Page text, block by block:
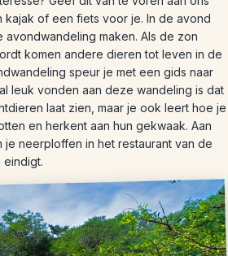
of een fiets voor je. In de avond
maken. Als de zon
komen andere dieren tot leven in de
speur je met een gids naar
leuk vonden aan deze wandeling is dat
laat zien, maar je ook leert hoe je
en herkent aan hun gekwaak. Aan
neerploffen in het restaurant van de